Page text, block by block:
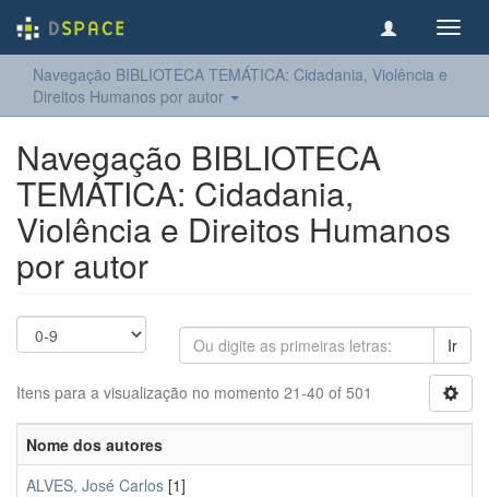
Navegação BIBLIOTECA TEMÁTICA: Cidadania, Violência e
Direitos Humanos por autor
Navegação BIBLIOTECA
TEMÁTICA: Cidadania,
Violência e Direitos Humanos
por autor
Ir
Itens para a visualização no momento 21-40 of 501
Nome dos autores
ALVES, José Carlos [1]